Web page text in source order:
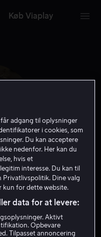
Køb Viaplay
adgang til oplysninger
i cookies, som
Du kan acceptere
nedenfor. Her kan du
hvis et
interesse. Du kan til
Dine valg
kun for dette website.
data for at levere:
Aktivt
Opbevare
Tilpasset annoncering